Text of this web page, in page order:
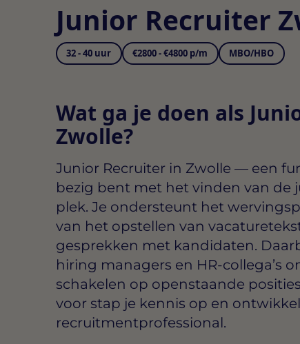
Junior Recruiter
32 - 40 uur €2800 - €4800 p/m MBO/HBO
Wat ga je doen als
Zwolle?
Junior Recruiter in Zwolle — een
bezig bent met het vinden van de
plek. Je ondersteunt het
van het opstellen van
gesprekken met kandidaten.
hiring managers en HR-collega’s
schakelen op openstaande
voor stap je kennis op en
recruitmentprofessional.